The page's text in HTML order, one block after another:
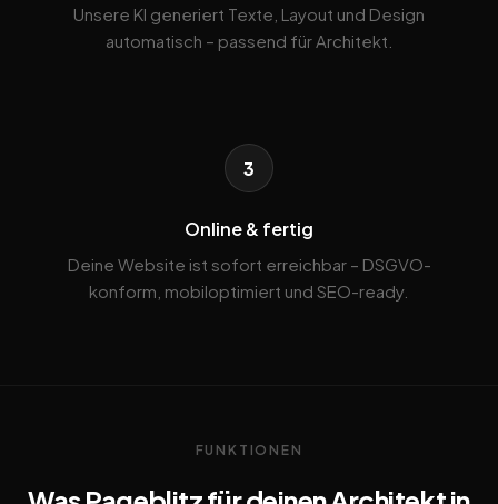
Unsere KI generiert Texte, Layout und Design
automatisch – passend für Architekt.
3
Online & fertig
Deine Website ist sofort erreichbar – DSGVO-
konform, mobiloptimiert und SEO-ready.
FUNKTIONEN